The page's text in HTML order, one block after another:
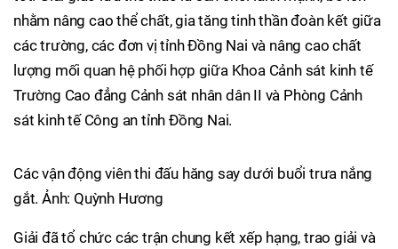
nhằm nâng cao thể chất, gia tăng tinh thần đoàn kết giữa
các trường, các đơn vị tỉnh Đồng Nai và nâng cao chất
lượng mối quan hệ phối hợp giữa Khoa Cảnh sát kinh tế
Trường Cao đẳng Cảnh sát nhân dân II và Phòng Cảnh
sát kinh tế Công an tỉnh Đồng Nai.
Các vận động viên thi đấu hăng say dưới buổi trưa nắng
gắt. Ảnh: Quỳnh Hương
Giải đã tổ chức các trận chung kết xếp hạng, trao giải và